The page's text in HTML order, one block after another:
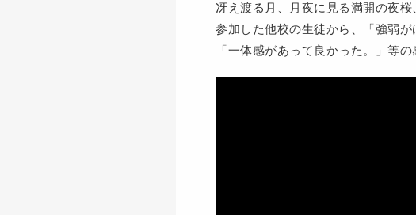
冴え渡る月、月夜に見る満開の夜
参加した他校の生徒から、「強弱
「一体感があって良かった。」等